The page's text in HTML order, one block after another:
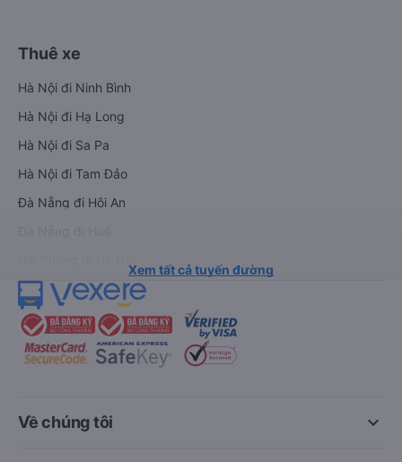
Thuê xe
Hà Nội đi Ninh Bình
Hà Nội đi Hạ Long
Hà Nội đi Sa Pa
Hà Nội đi Tam Đảo
Đà Nẵng đi Hội An
Xem tất cả tuyến đường
keyboard_arrow_down
Về chúng tôi